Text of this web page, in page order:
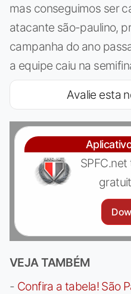
mas conseguimos ser
atacante são-paulino,
campanha do ano
a equipe caiu na
Avalie esta
VEJA TAMBÉM
- Confira a tabela! São